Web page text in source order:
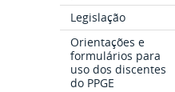
Legislação
Orientações e
formulários para
uso dos discentes
do PPGE